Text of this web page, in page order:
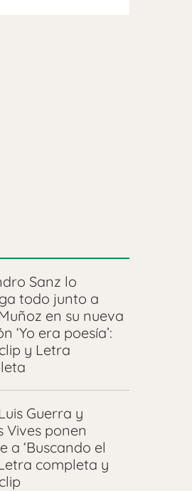
Sanz lo
todo junto a
en su nueva
‘Yo era poesía’:
y Letra
Guerra y
Vives ponen
a ‘Buscando el
completa y